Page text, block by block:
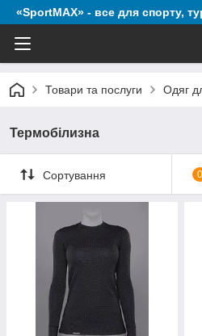
«SportMAX» - все для спорту,
Товари та послуги Одяг
Термобілизна
Сортування 0